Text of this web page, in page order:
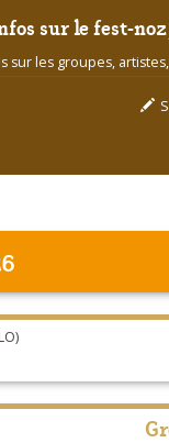
sur le fest-
les groupes,